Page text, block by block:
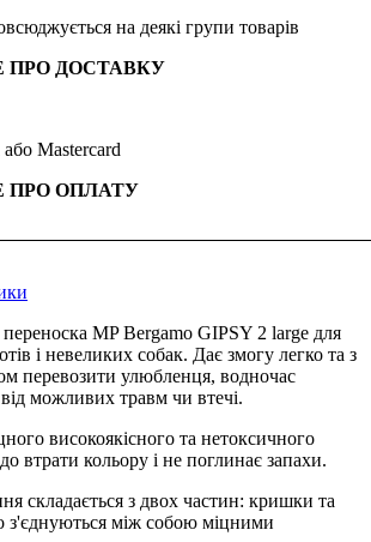
на деякі групи товарів
ПРО ДОСТАВКУ
Mastercard
ПРО ОПЛАТУ
MP Bergamo GIPSY 2 large для
і невеликих собак. Дає змогу легко та з
перевозити улюбленця, водночас
можливих травм чи втечі.
високоякісного та нетоксичного
втрати кольору і не поглинає запахи.
складається з двох частин: кришки та
з'єднуються між собою міцними